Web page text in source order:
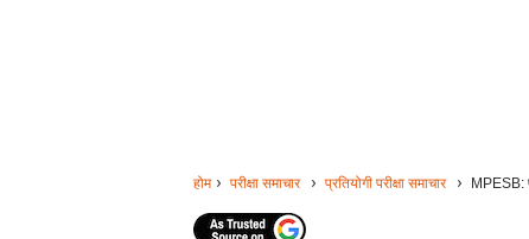
होम परीक्षा समाचार प्रतियोगी परीक्षा समाचार MPESB: